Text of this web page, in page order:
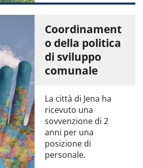
Coordinament
o della politica
di sviluppo
comunale
La città di Jena ha
ricevuto una
sovvenzione di 2
anni per una
posizione di
personale.